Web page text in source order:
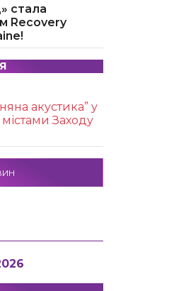
стала
Recovery
акустика” у
Заходу